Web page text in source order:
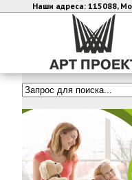
Наши адреса: 115088,